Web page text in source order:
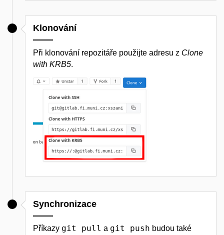
Klonování
Při klonování repozitáře použijte adresu z Clone
with KRB5.
Synchronizace
Příkazy git pull a git push budou také